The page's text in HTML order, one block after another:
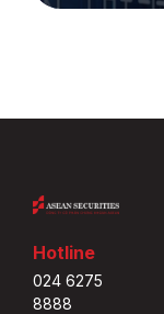
Hotline
024 6275
8888